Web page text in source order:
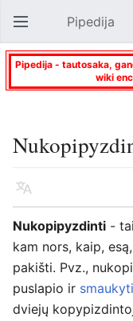
Atverti pagrindinį meniu Pipedija
Pipedija - tautosaka,
wiki
Kalba
Nukopipyzdinti -
kam nors, kaip,
pakišti. Pvz.,
puslapio ir smaukyti
dviejų